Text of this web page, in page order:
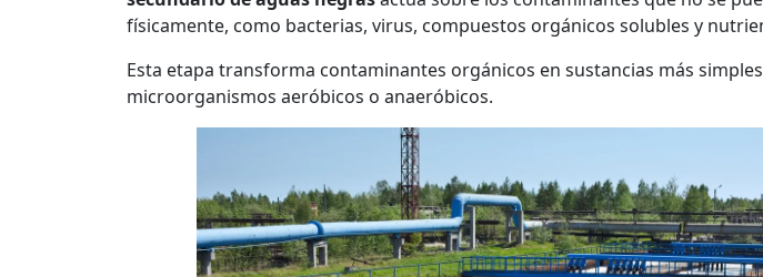
físicamente, como bacterias, virus, compuestos orgánicos solubles y
Esta etapa transforma contaminantes orgánicos en sustancias más
microorganismos aeróbicos o anaeróbicos.